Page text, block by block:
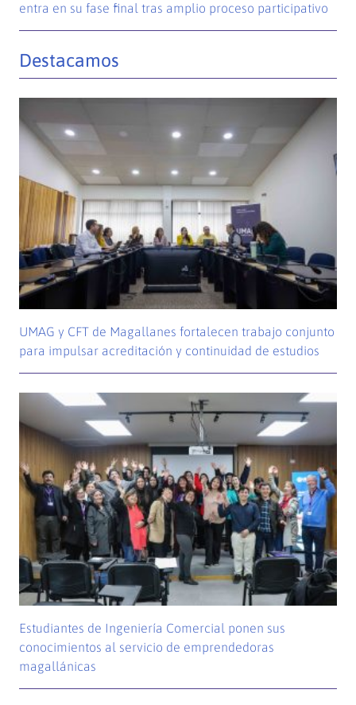
entra en su fase final tras amplio proceso participativo
Destacamos
UMAG y CFT de Magallanes fortalecen trabajo conjunto
para impulsar acreditación y continuidad de estudios
Estudiantes de Ingeniería Comercial ponen sus
conocimientos al servicio de emprendedoras
magallánicas